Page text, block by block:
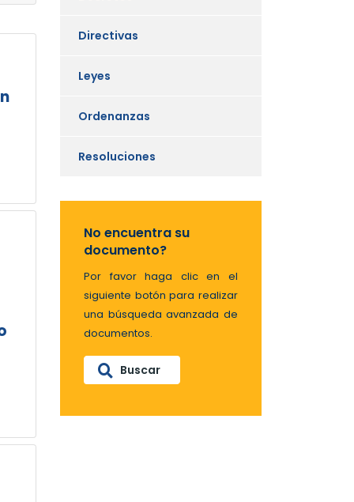
Directivas
Leyes
Ordenanzas
Resoluciones
No encuentra su
documento?
Por favor haga clic en el
siguiente botón para realizar
una búsqueda avanzada de
documentos.
Buscar